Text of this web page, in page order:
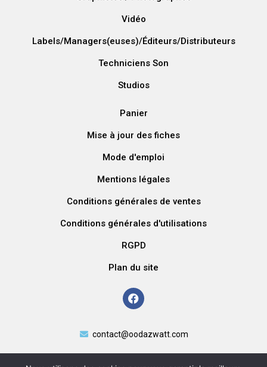
Vidéo
Labels/Managers(euses)/Éditeurs/Distributeurs
Techniciens Son
Studios
Panier
Mise à jour des fiches
Mode d'emploi
Mentions légales
Conditions générales de ventes
Conditions générales d'utilisations
RGPD
Plan du site
contact@oodazwatt.com